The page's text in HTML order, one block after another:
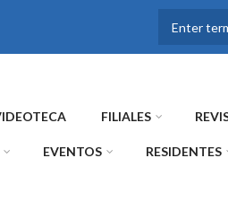
FILIALES
EVENTOS RESIDENTES